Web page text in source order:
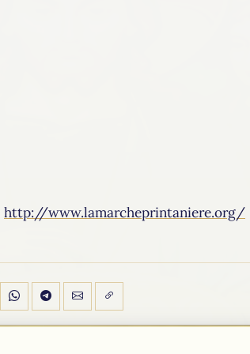
http://www.lamarcheprintaniere.org/